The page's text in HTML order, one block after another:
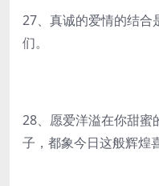
27、真诚的爱情的结合
们。
28、愿爱洋溢在你甜蜜
子，都象今日这般辉煌